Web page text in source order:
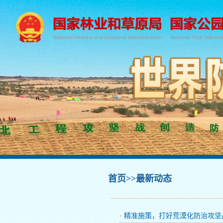
首页>>最新动态
· 精准施策，打好荒漠化防治攻坚